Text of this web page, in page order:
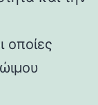
οποίες